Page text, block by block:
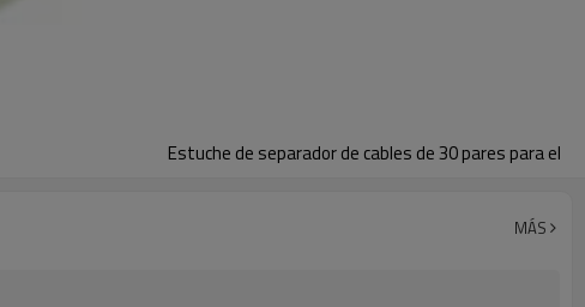
Estuche de separador de cables de 30 pares para el
MÁS